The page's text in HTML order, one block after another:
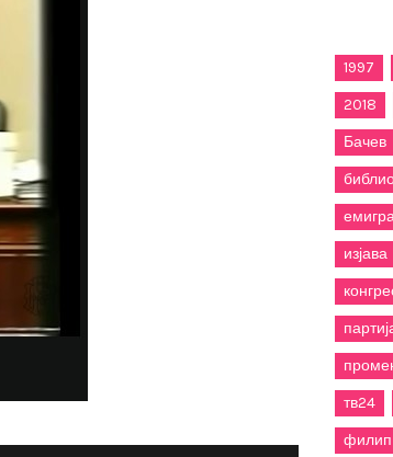
1997
2018
Бачев
изјава
тв24
филип